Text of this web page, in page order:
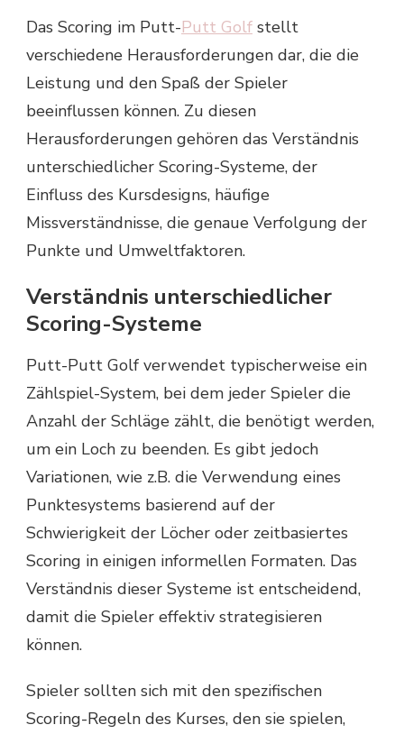
Das Scoring im Putt-Putt Golf stellt
verschiedene Herausforderungen dar, die die
Leistung und den Spaß der Spieler
beeinflussen können. Zu diesen
Herausforderungen gehören das Verständnis
unterschiedlicher Scoring-Systeme, der
Einfluss des Kursdesigns, häufige
Missverständnisse, die genaue Verfolgung der
Punkte und Umweltfaktoren.
Verständnis unterschiedlicher
Scoring-Systeme
Putt-Putt Golf verwendet typischerweise ein
Zählspiel-System, bei dem jeder Spieler die
Anzahl der Schläge zählt, die benötigt werden,
um ein Loch zu beenden. Es gibt jedoch
Variationen, wie z.B. die Verwendung eines
Punktesystems basierend auf der
Schwierigkeit der Löcher oder zeitbasiertes
Scoring in einigen informellen Formaten. Das
Verständnis dieser Systeme ist entscheidend,
damit die Spieler effektiv strategisieren
können.
Spieler sollten sich mit den spezifischen
Scoring-Regeln des Kurses, den sie spielen,